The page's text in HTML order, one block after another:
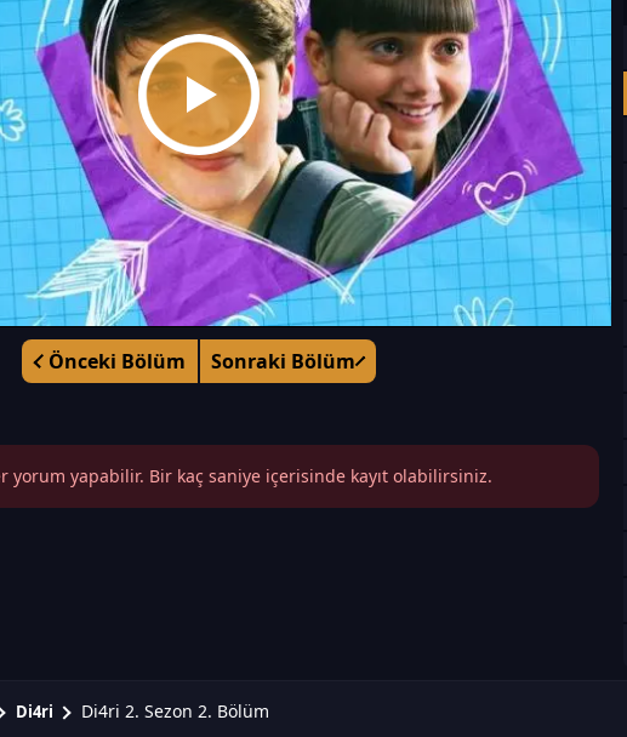
Önceki Bölüm Sonraki Bölüm
yorum yapabilir. Bir kaç saniye içerisinde kayıt olabilirsiniz.
Di4ri Di4ri 2. Sezon 2. Bölüm